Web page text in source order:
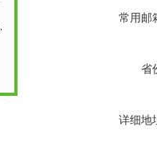
常用邮
省
详细地